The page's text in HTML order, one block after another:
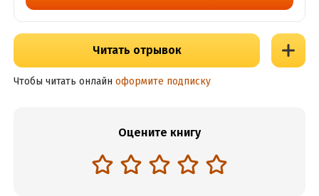
Читать отрывок
Чтобы читать онлайн оформите подписку
Оцените книгу